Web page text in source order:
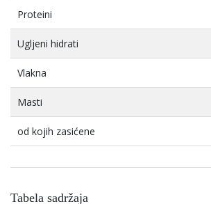
Proteini
Ugljeni hidrati
Vlakna
Masti
od kojih zasićene
Tabela sadržaja